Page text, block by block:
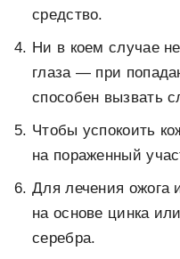
средство.
Ни в коем случае
глаза — при
способен вызвать
Чтобы успокоить
на пораженный
Для лечения ожога
на основе цинка
серебра.